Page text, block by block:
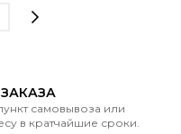
самовывоза или
в кратчайшие сроки.